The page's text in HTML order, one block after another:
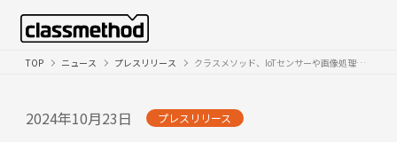
TOP ニュース プレスリリース クラスメソッド、IoTセンサーや画像処理によるレジレス無人店舗の構築・管理技術について特許を取得
2024年10月23日 プレスリリース